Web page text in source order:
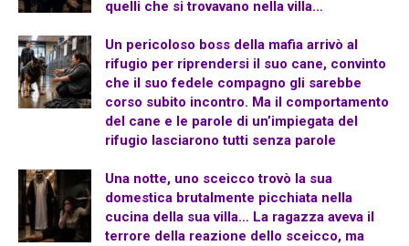
quelli che si trovavano nella villa…
Un pericoloso boss della mafia arrivò al
rifugio per riprendersi il suo cane, convinto
che il suo fedele compagno gli sarebbe
corso subito incontro. Ma il comportamento
del cane e le parole di un’impiegata del
rifugio lasciarono tutti senza parole
Una notte, uno sceicco trovò la sua
domestica brutalmente picchiata nella
cucina della sua villa… La ragazza aveva il
terrore della reazione dello sceicco, ma